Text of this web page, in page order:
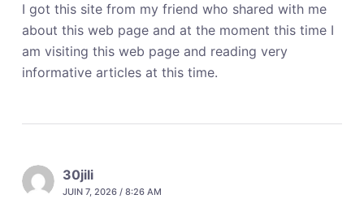
I got this site from my friend who shared with me
about this web page and at the moment this time I
am visiting this web page and reading very
informative articles at this time.
30jili
JUIN 7, 2026 / 8:26 AM